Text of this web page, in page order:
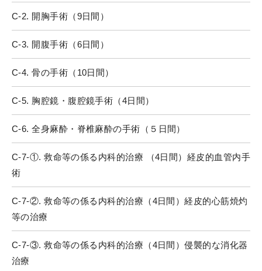
C-2. 開胸手術（9日間）
C-3. 開腹手術（6日間）
C-4. 骨の手術（10日間）
C-5. 胸腔鏡・腹腔鏡手術（4日間）
C-6. 全身麻酔・脊椎麻酔の手術（５日間）
C-7-①. 救命等の係る内科的治療 （4日間）経皮的血管内手
術
C-7-②. 救命等の係る内科的治療（4日間）経皮的心筋焼灼
等の治療
C-7-③. 救命等の係る内科的治療（4日間）侵襲的な消化器
治療